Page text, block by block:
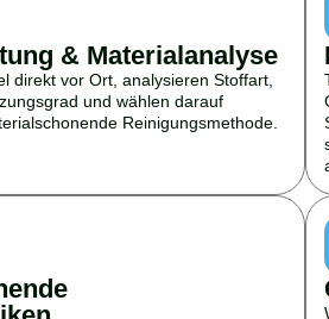
& Materialanalyse
direkt vor Ort, analysieren Stoffart,
und wählen darauf
Reinigungsmethode.